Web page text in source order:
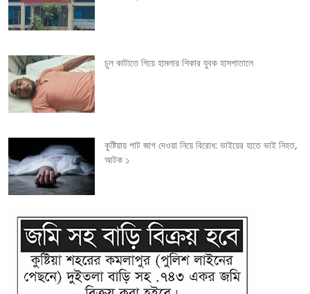
t
i
o
n
চুল কাটাতে গিয়ে হামলার শিকার যুবক হাসপাতালে
কুষ্টিয়ায় পাট জাগ দেওয়া নিয়ে বিরোধ: ভাইয়ের হাতে ভাই নিহত,
আটক ১